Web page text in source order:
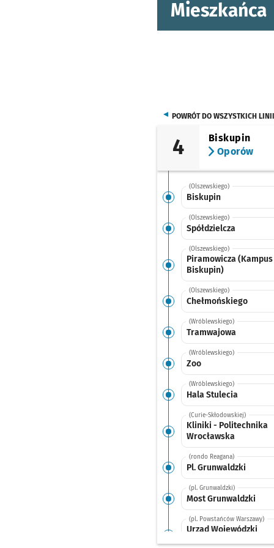
Mieszkańca
POWRÓT DO WSZYSTKICH LINII
4
Biskupin
Oporów
(Olszewskiego)
Biskupin
(Olszewskiego)
Spółdzielcza
(Olszewskiego)
Piramowicza (Kampus
Biskupin)
(Olszewskiego)
Chełmońskiego
(Wróblewskiego)
Tramwajowa
(Wróblewskiego)
Zoo
(Wróblewskiego)
Hala Stulecia
(Curie-Skłodowskiej)
Kliniki - Politechnika
Wrocławska
(rondo Reagana)
Pl. Grunwaldzki
(pl. Grunwaldzki)
Most Grunwaldzki
(pl. Powstańców Warszawy)
Urząd Wojewódzki